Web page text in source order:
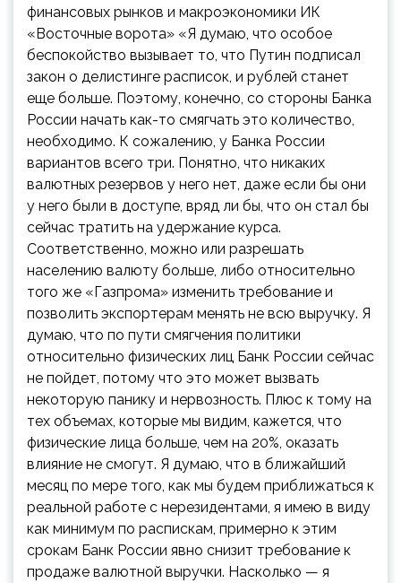
финансовых рынков и макроэкономики ИК
«Восточные ворота» «Я думаю, что особое
беспокойство вызывает то, что Путин подписал
закон о делистинге расписок, и рублей станет
еще больше. Поэтому, конечно, со стороны Банка
России начать как-то смягчать это количество,
необходимо. К сожалению, у Банка России
вариантов всего три. Понятно, что никаких
валютных резервов у него нет, даже если бы они
у него были в доступе, вряд ли бы, что он стал бы
сейчас тратить на удержание курса.
Соответственно, можно или разрешать
населению валюту больше, либо относительно
того же «Газпрома» изменить требование и
позволить экспортерам менять не всю выручку. Я
думаю, что по пути смягчения политики
относительно физических лиц Банк России сейчас
не пойдет, потому что это может вызвать
некоторую панику и нервозность. Плюс к тому на
тех объемах, которые мы видим, кажется, что
физические лица больше, чем на 20%, оказать
влияние не смогут. Я думаю, что в ближайший
месяц по мере того, как мы будем приближаться к
реальной работе с нерезидентами, я имею в виду
как минимум по распискам, примерно к этим
срокам Банк России явно снизит требование к
продаже валютной выручки. Насколько — я